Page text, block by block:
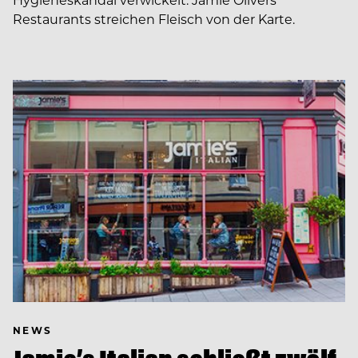
Restaurants streichen Fleisch von der Karte.
NEWS